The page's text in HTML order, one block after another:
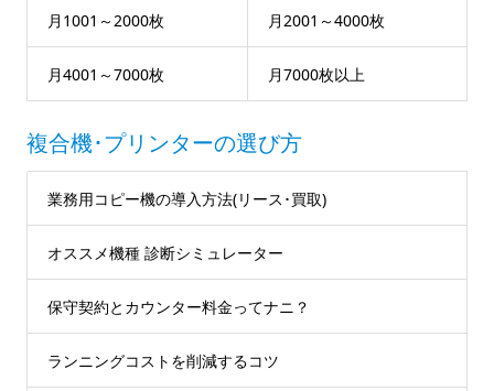
月1001～2000枚 月2001～4000枚
月4001～7000枚 月7000枚以上
複合機･プリンターの選び方
業務用コピー機の導入方法(リース･買取)
オススメ機種 診断シミュレーター
保守契約とカウンター料金ってナニ？
ランニングコストを削減するコツ